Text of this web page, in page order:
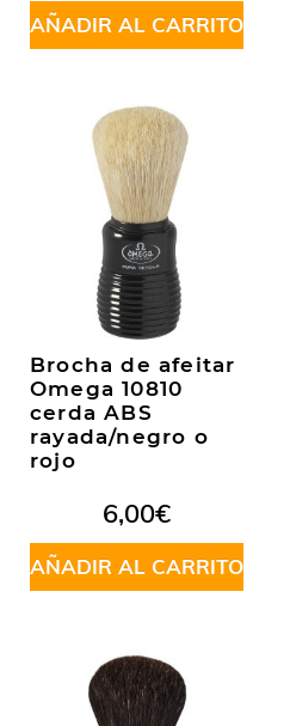
AÑADIR AL CARRITO
Brocha de afeitar
Omega 10810
cerda ABS
rayada/negro o
rojo
6,00€
AÑADIR AL CARRITO